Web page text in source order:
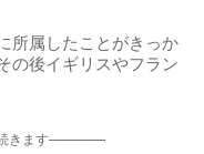
所属したことがきっか
の後イギリスやフラン
ます-----------------